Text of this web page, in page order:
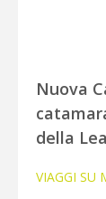
Nuova
della
VIAGGI SU